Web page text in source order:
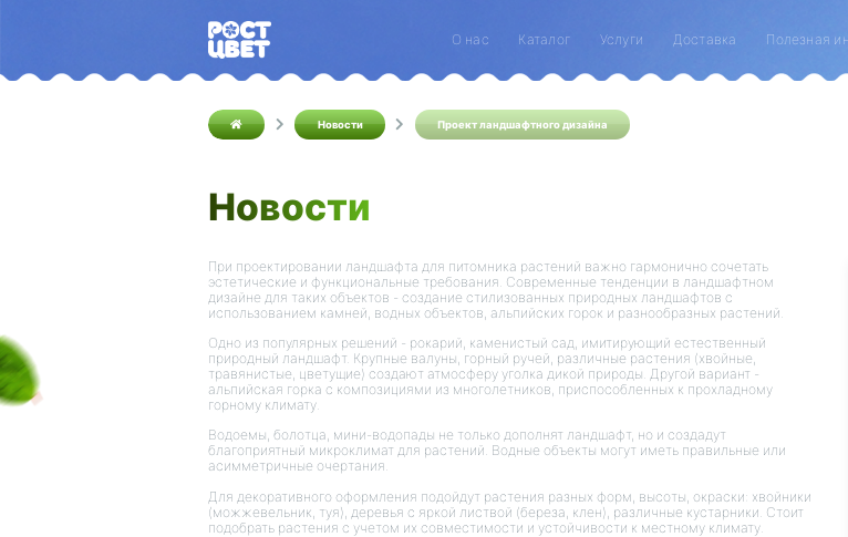
О нас Каталог Услуги Доставка Полезная
Новости Проект ландшафтного дизайна
Новости
При проектировании ландшафта для питомника растений важно гармонично сочетать
эстетические и функциональные требования. Современные тенденции в ландшафтном
дизайне для таких объектов - создание стилизованных природных ландшафтов с
использованием камней, водных объектов, альпийских горок и разнообразных растений.
Одно из популярных решений - рокарий, каменистый сад, имитирующий естественный
природный ландшафт. Крупные валуны, горный ручей, различные растения (хвойные,
травянистые, цветущие) создают атмосферу уголка дикой природы. Другой вариант -
альпийская горка с композициями из многолетников, приспособленных к прохладному
горному климату.
Водоемы, болотца, мини-водопады не только дополнят ландшафт, но и создадут
благоприятный микроклимат для растений. Водные объекты могут иметь правильные или
асимметричные очертания.
Для декоративного оформления подойдут растения разных форм, высоты, окраски: хвойники
(можжевельник, туя), деревья с яркой листвой (береза, клен), различные кустарники. Стоит
подобрать растения с учетом их совместимости и устойчивости к местному климату.